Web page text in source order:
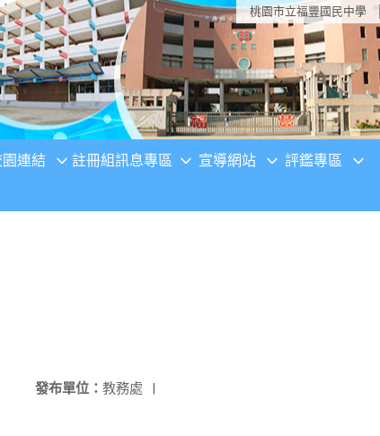
桃園市立福豐國民中學
連結 註冊組訊息專區 宣導網站 評鑑專區
發布單位： 教務處 |